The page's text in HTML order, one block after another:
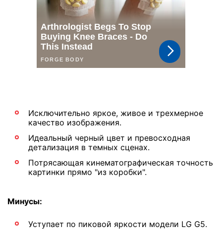
Исключительно яркое, живое и трехмерное
качество изображения.
Идеальный черный цвет и превосходная
детализация в темных сценах.
Потрясающая кинематографическая точность
картинки прямо "из коробки".
Минусы:
Уступает по пиковой яркости модели LG G5.